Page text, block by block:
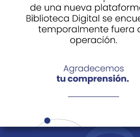
- Barrancabermeja